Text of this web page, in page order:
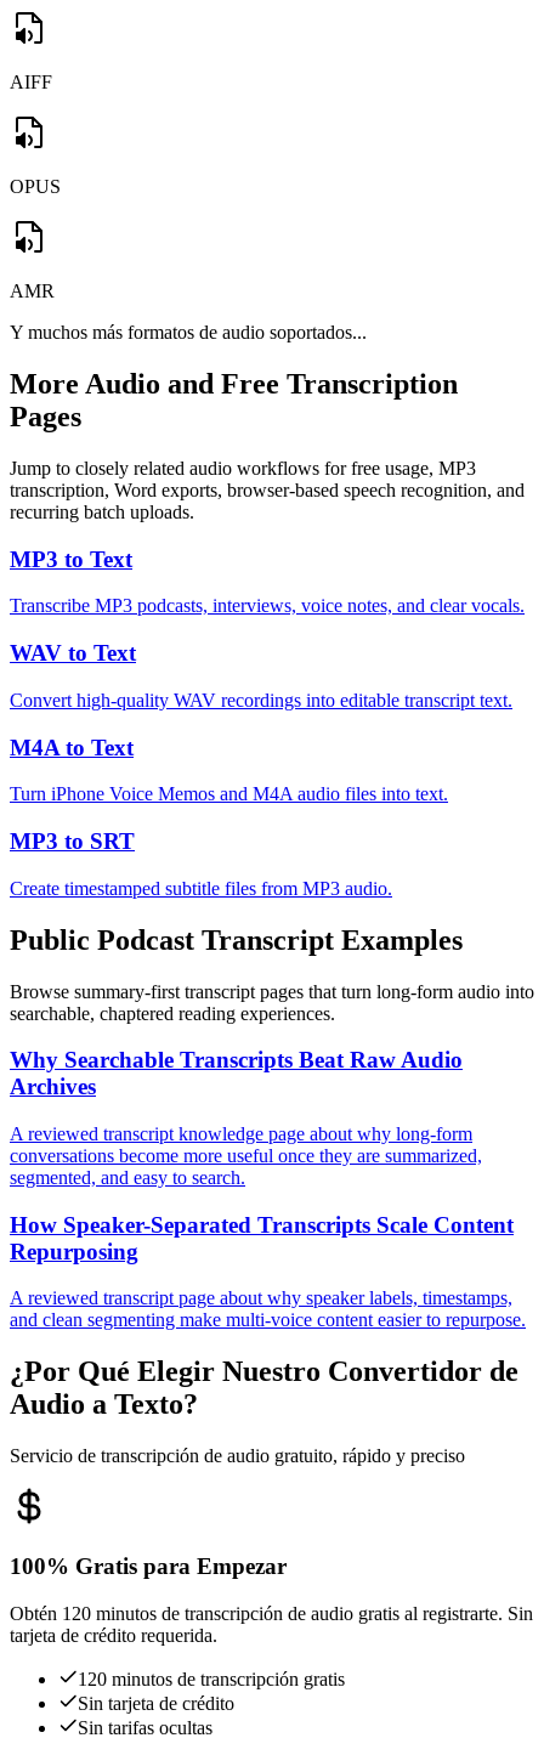
AIFF
OPUS
AMR
Y muchos más formatos de audio soportados...
More Audio and Free Transcription
Pages
Jump to closely related audio workflows for free usage, MP3
transcription, Word exports, browser-based speech recognition, and
recurring batch uploads.
MP3 to Text
Transcribe MP3 podcasts, interviews, voice notes, and clear vocals.
WAV to Text
Convert high-quality WAV recordings into editable transcript text.
M4A to Text
Turn iPhone Voice Memos and M4A audio files into text.
MP3 to SRT
Create timestamped subtitle files from MP3 audio.
Public Podcast Transcript Examples
Browse summary-first transcript pages that turn long-form audio into
searchable, chaptered reading experiences.
Why Searchable Transcripts Beat Raw Audio
Archives
A reviewed transcript knowledge page about why long-form
conversations become more useful once they are summarized,
segmented, and easy to search.
How Speaker-Separated Transcripts Scale Content
Repurposing
A reviewed transcript page about why speaker labels, timestamps,
and clean segmenting make multi-voice content easier to repurpose.
¿Por Qué Elegir Nuestro Convertidor de
Audio a Texto?
Servicio de transcripción de audio gratuito, rápido y preciso
100% Gratis para Empezar
Obtén 120 minutos de transcripción de audio gratis al registrarte. Sin
tarjeta de crédito requerida.
120 minutos de transcripción gratis
Sin tarjeta de crédito
Sin tarifas ocultas